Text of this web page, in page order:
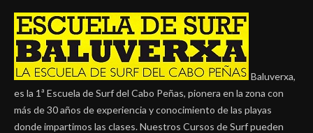
Baluverxa,
es la 1ª Escuela de Surf del Cabo Peñas, pionera en la zona con
más de 30 años de experiencia y conocimiento de las playas
donde impartimos las clases. Nuestros Cursos de Surf pueden